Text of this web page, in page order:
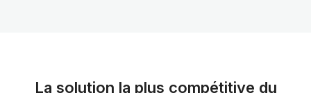
La solution la plus compétitive du